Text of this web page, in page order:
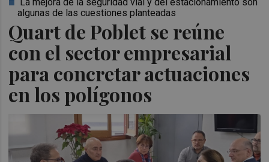
Quart de Poblet se reúne
con el sector empresarial
para concretar actuaciones
en los polígonos
algunas de las cuestiones planteadas